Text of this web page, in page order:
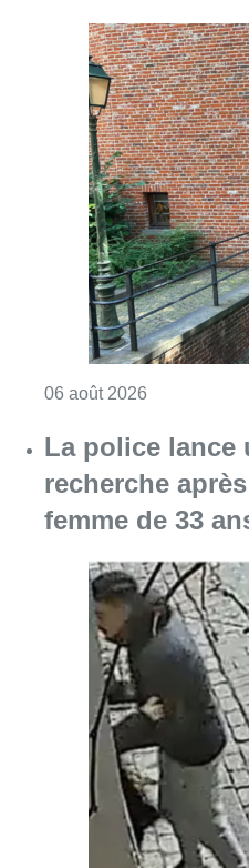
06 août 2026
La police lance
recherche
femme de 33